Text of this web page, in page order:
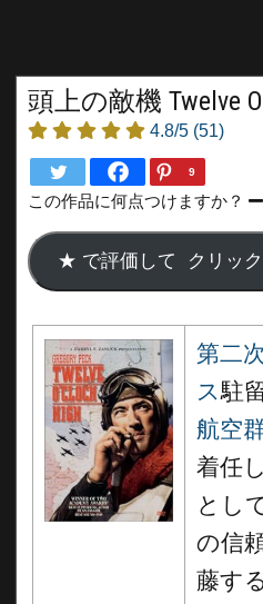
頭上の敵機 Twelve
4.8/5 (51)
9
この作品に何点つけますか？
第二
ス駐
航空
着任
とし
の信
藤す